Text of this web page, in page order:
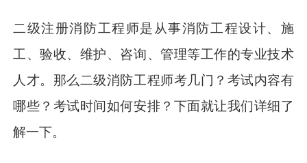
二级注册消防工程师是从事消防工程设计、施
工、验收、维护、咨询、管理等工作的专业技术
人才。那么二级消防工程师考几门？考试内容有
哪些？考试时间如何安排？下面就让我们详细了
解一下。